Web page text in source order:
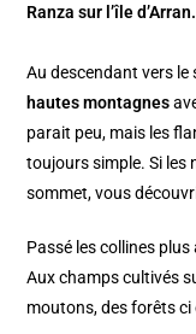
Ranza sur l’île d’Arran.
Au descendant vers
hautes montagnes
parait peu, mais les
toujours simple. Si les
sommet, vous
Passé les collines plus
Aux champs cultivés
moutons, des forêts ci